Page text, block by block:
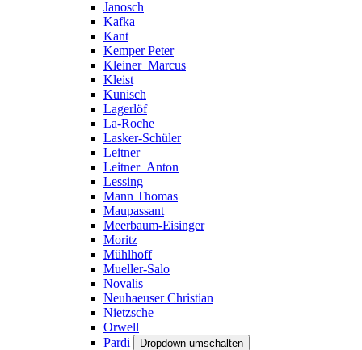
Janosch
Kafka
Kant
Kemper Peter
Kleiner_Marcus
Kleist
Kunisch
Lagerlöf
La-Roche
Lasker-Schüler
Leitner
Leitner_Anton
Lessing
Mann Thomas
Maupassant
Meerbaum-Eisinger
Moritz
Mühlhoff
Mueller-Salo
Novalis
Neuhaeuser Christian
Nietzsche
Orwell
Pardi
Dropdown umschalten